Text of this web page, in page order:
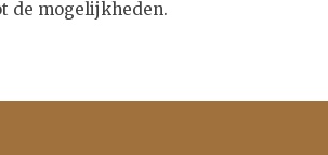
de mogelijkheden.